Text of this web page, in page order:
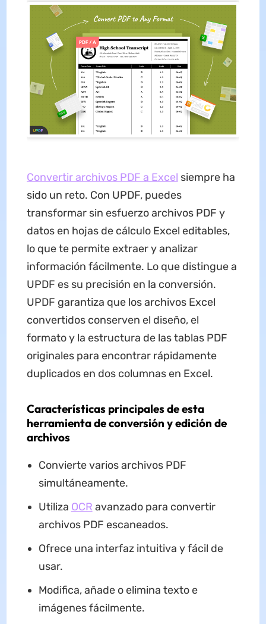
Convertir archivos PDF a Excel siempre ha
sido un reto. Con UPDF, puedes
transformar sin esfuerzo archivos PDF y
datos en hojas de cálculo Excel editables,
lo que te permite extraer y analizar
información fácilmente. Lo que distingue a
UPDF es su precisión en la conversión.
UPDF garantiza que los archivos Excel
convertidos conserven el diseño, el
formato y la estructura de las tablas PDF
originales para encontrar rápidamente
duplicados en dos columnas en Excel.
Características principales de esta
herramienta de conversión y edición de
archivos
Convierte varios archivos PDF
simultáneamente.
Utiliza OCR avanzado para convertir
archivos PDF escaneados.
Ofrece una interfaz intuitiva y fácil de
usar.
Modifica, añade o elimina texto e
imágenes fácilmente.